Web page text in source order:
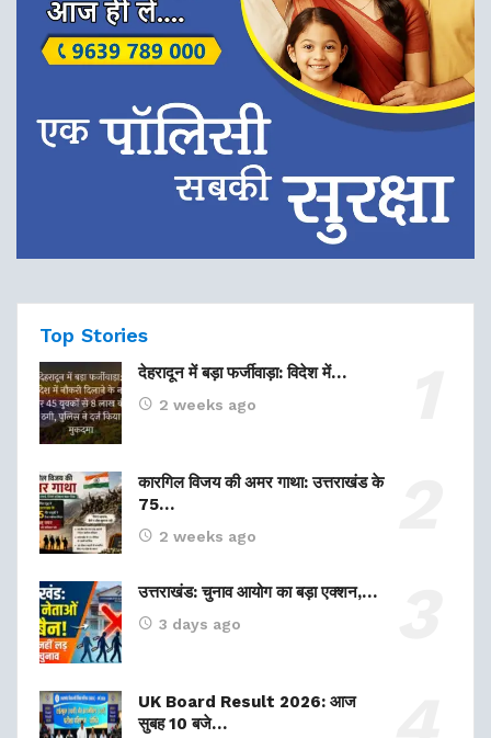
Top Stories
देहरादून में बड़ा फर्जीवाड़ा: विदेश में…
2 weeks ago
कारगिल विजय की अमर गाथा: उत्तराखंड के
75…
2 weeks ago
उत्तराखंड: चुनाव आयोग का बड़ा एक्शन,…
3 days ago
UK Board Result 2026: आज
सुबह 10 बजे…